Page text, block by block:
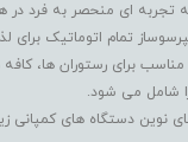
تجربه ای منحصر به فرد
تمام اتوماتیک برای
برای رستوران ها،
شامل می شود.
نوین دستگاه های کمپانی